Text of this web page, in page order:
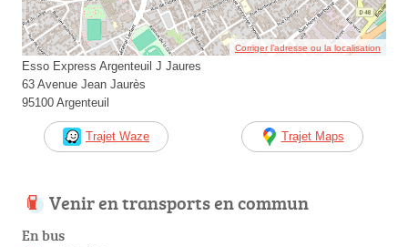
Corriger l’adresse ou la localisation
Esso Express Argenteuil J Jaures
63 Avenue Jean Jaurès
95100 Argenteuil
Trajet Waze Trajet Maps
Venir en transports en commun
En bus